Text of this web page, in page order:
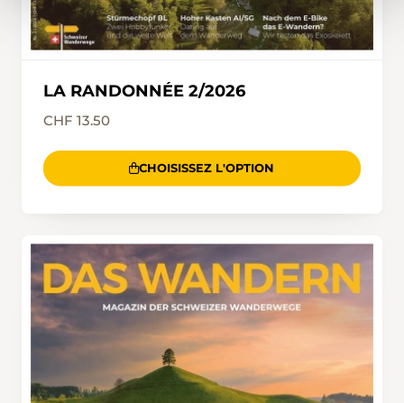
LA RANDONNÉE 2/2026
CHF 13.50
CHOISISSEZ L'OPTION